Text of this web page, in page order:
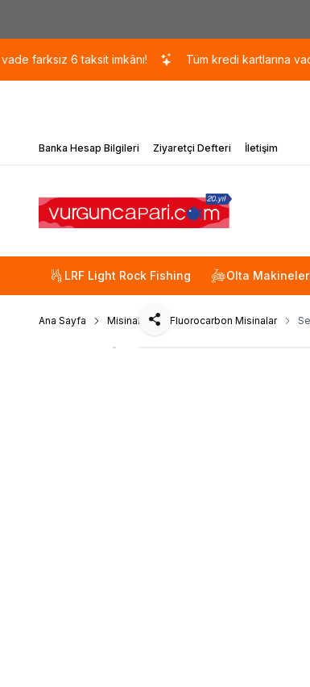
6 taksit imkânı! Tüm kredi kartlarına vade
Banka Hesap Bilgileri Ziyaretçi Defteri İletişim
LRF Light Rock Fishing Olta
Ana Sayfa Misinalar Fluorocarbon Misinalar
Paylaş